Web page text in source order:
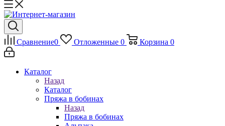
Сравнение0 Отложенные 0 Корзина 0
Каталог
Назад
Каталог
Пряжа в бобинах
Назад
Пряжа в бобинах